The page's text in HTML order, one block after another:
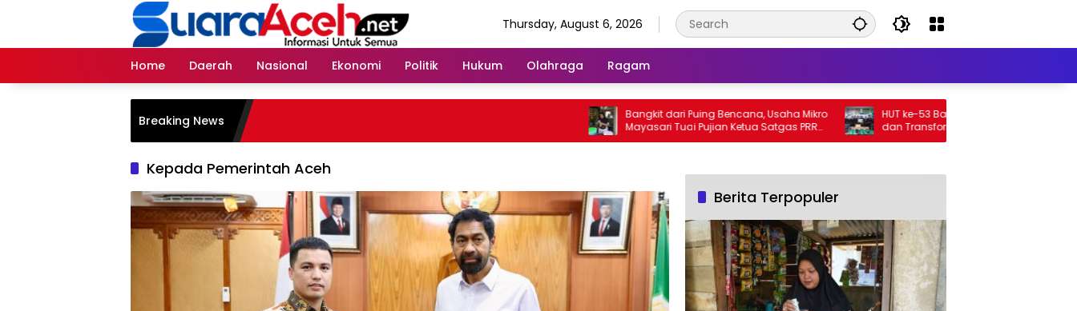
Thursday, August 6, 2026
Home Daerah Nasional Ekonomi Politik Hukum Olahraga Ragam
Breaking News
Bangkit dari Puing Bencana, Usaha Mikro
Mayasari Tuai Pujian Ketua Satgas PRR
Aceh
HUT ke-53 Bank Aceh, Perkuat Amanah
dan Transformasi untuk Kemajuan
Ekonomi Aceh
Kepada Pemerintah Aceh
Berita Terpopuler